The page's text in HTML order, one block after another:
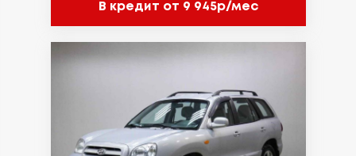
В кредит от 9 945р/мес